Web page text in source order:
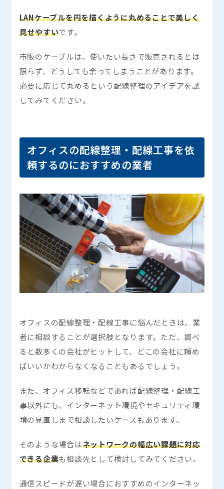
LANケーブルを円を描くように丸めることで美しく
見せやすいです。
市販のケーブルは、使いたい長さで販売されるとは
限らず、どうしても余ってしまうことがあります。
必要に応じて丸めるという配線整理のアイデアを試
してみてください。
オフィスの配線整理・配線工事を依
頼するのにおすすめの業者
オフィスの配線整理・配線工事に悩んだときは、業
者に相談することが選択肢となります。ただ、調べ
ると数多くの会社がヒットして、どこの会社に頼め
ばいいかわからなくなることもあるでしょう。
また、オフィス移転などであれば配線整理・配線工
事以外にも、インターネット環境やセキュリティ環
境の見直しまで相談したいケースもあります。
そのような場合はネットワークの幅広い課題に対応
できる企業も相談先として検討してみてください。
通信スピードが遅い場合におすすめのインターネッ